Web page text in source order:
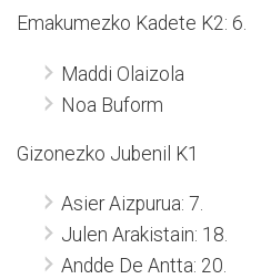
Emakumezko Kadete K2: 6.
Maddi Olaizola
Noa Buform
Gizonezko Jubenil K1
Asier Aizpurua: 7.
Julen Arakistain: 18.
Andde De Antta: 20.